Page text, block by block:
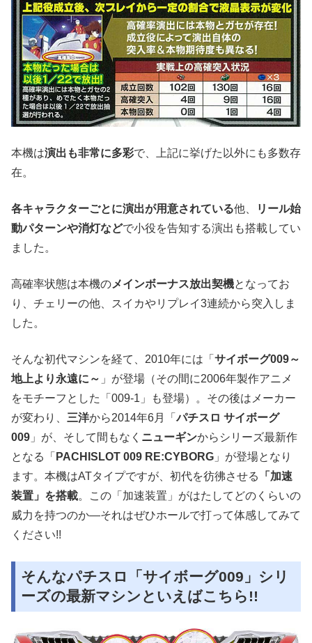
本機は演出も非常に多彩で、上記に挙げた以外にも多数存
在。
各キャラクターごとに演出が用意されている他、
リール始
動パターンや消灯などで小役を告知する演出も搭載してい
ました。
高確率状態は本機のメインボーナス放出契機となってお
り、チェリーの他、スイカやリプレイ3連続から突入しま
した。
そんな初代マシンを経て、2010年には「 サイボーグ009～
地上より永遠に～ 」が登場（その間に2006年製作アニメ
をモチーフとした「009-1」も登場）。その後はメーカー
が変わり、 三洋から2014年6月「パチスロ サイボーグ
009 」が、そして間もなく ニューギンからシリーズ最新作
となる「 PACHISLOT 009 RE:CYBORG 」が登場となり
ます。本機はATタイプですが、初代を彷彿させる
「加速
装置」を搭載。この「加速装置」がはたしてどのくらいの
威力を持つのか―それはぜひホールで打って体感してみて
ください!!
そんなパチスロ「サイボーグ009」シリ
ーズの最新マシンといえばこちら!!